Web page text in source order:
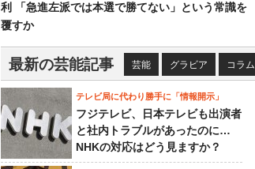
利 「急進左派では本選で勝てない」という常識を
覆すか
最新の芸能記事 芸能 グラビア コラム
テレビ局に代わり勝手に「情報開示」
フジテレビ、日本テレビも出演者
と社内トラブルがあったのに…
NHKの対応はどう見ますか？